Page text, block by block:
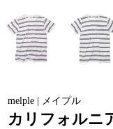
melple | メイプル
カリフォルニ